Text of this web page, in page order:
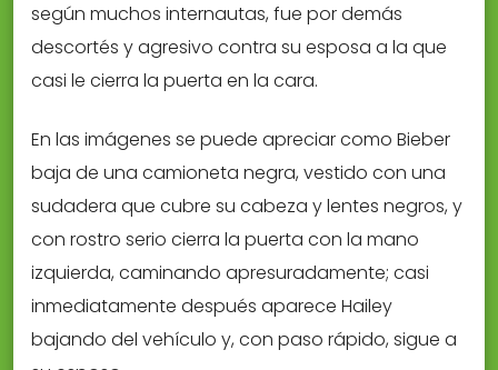
según muchos internautas, fue por demás
descortés y agresivo contra su esposa a la que
casi le cierra la puerta en la cara.
En las imágenes se puede apreciar como Bieber
baja de una camioneta negra, vestido con una
sudadera que cubre su cabeza y lentes negros, y
con rostro serio cierra la puerta con la mano
izquierda, caminando apresuradamente; casi
inmediatamente después aparece Hailey
bajando del vehículo y, con paso rápido, sigue a